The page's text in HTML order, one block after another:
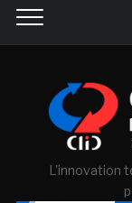
L'innovation